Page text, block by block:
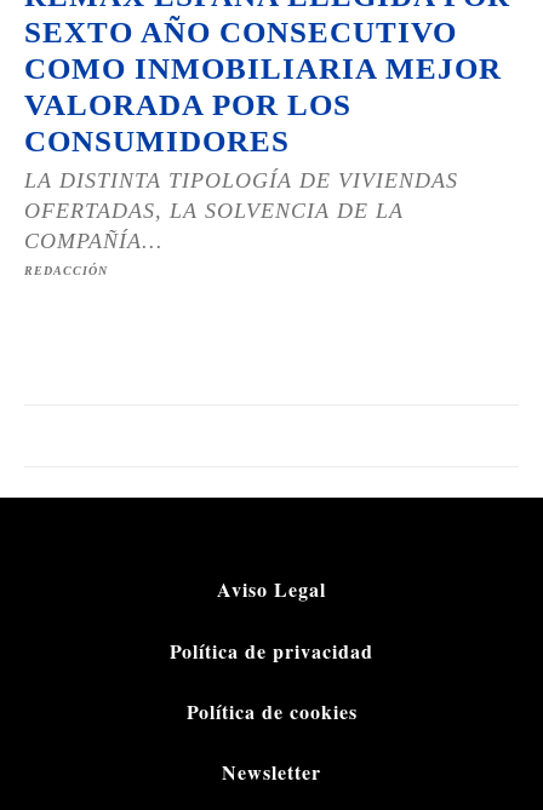
SEXTO AÑO CONSECUTIVO
COMO INMOBILIARIA MEJOR
VALORADA POR LOS
CONSUMIDORES
LA DISTINTA TIPOLOGÍA DE VIVIENDAS
OFERTADAS, LA SOLVENCIA DE LA
COMPAÑÍA...
REDACCIÓN
Aviso Legal
Política de privacidad
Política de cookies
Newsletter